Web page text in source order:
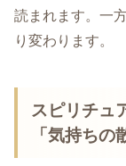
読まれます。一
り変わります。
スピリチュ
「気持ちの